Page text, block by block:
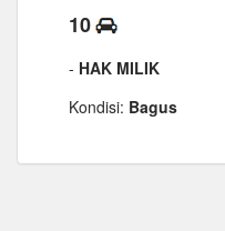
10
- HAK MILIK
Kondisi: Bagus